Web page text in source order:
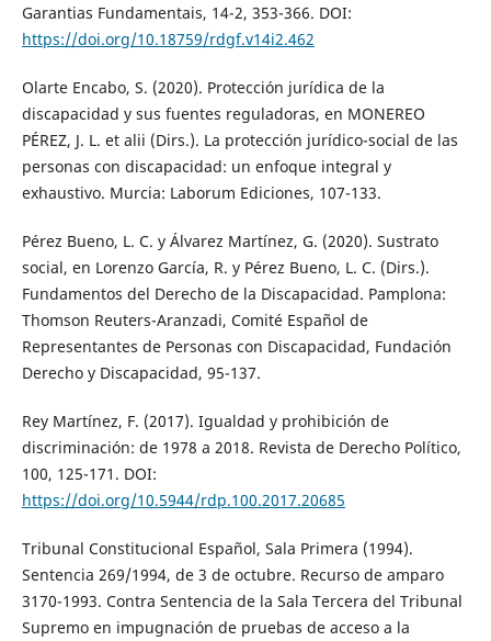
Garantias Fundamentais, 14-2, 353-366. DOI:
https://doi.org/10.18759/rdgf.v14i2.462
Olarte Encabo, S. (2020). Protección jurídica de la
discapacidad y sus fuentes reguladoras, en MONEREO
PÉREZ, J. L. et alii (Dirs.). La protección jurídico-social de las
personas con discapacidad: un enfoque integral y
exhaustivo. Murcia: Laborum Ediciones, 107-133.
Pérez Bueno, L. C. y Álvarez Martínez, G. (2020). Sustrato
social, en Lorenzo García, R. y Pérez Bueno, L. C. (Dirs.).
Fundamentos del Derecho de la Discapacidad. Pamplona:
Thomson Reuters-Aranzadi, Comité Español de
Representantes de Personas con Discapacidad, Fundación
Derecho y Discapacidad, 95-137.
Rey Martínez, F. (2017). Igualdad y prohibición de
discriminación: de 1978 a 2018. Revista de Derecho Político,
100, 125-171. DOI:
https://doi.org/10.5944/rdp.100.2017.20685
Tribunal Constitucional Español, Sala Primera (1994).
Sentencia 269/1994, de 3 de octubre. Recurso de amparo
3170-1993. Contra Sentencia de la Sala Tercera del Tribunal
Supremo en impugnación de pruebas de acceso a la